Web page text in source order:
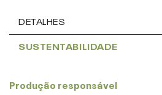
DETALHES
SUSTENTABILIDADE
Produção responsável